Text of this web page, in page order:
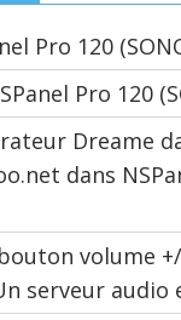
Pro 120
Pro 120
Dreame
dans
volume
serveur audio